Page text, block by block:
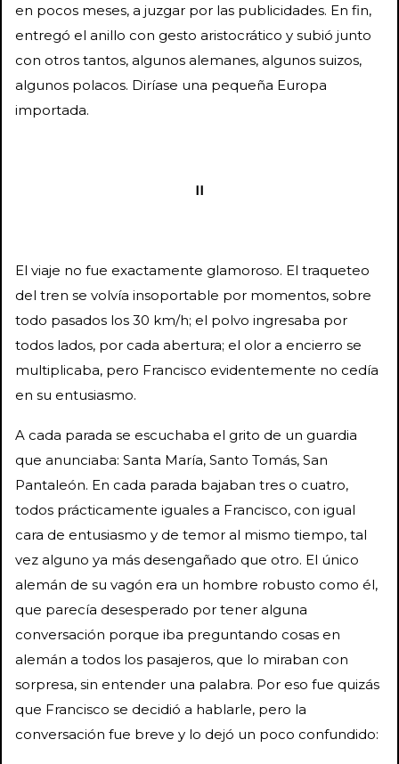
en pocos meses, a juzgar por las publicidades. En fin,
entregó el anillo con gesto aristocrático y subió junto
con otros tantos, algunos alemanes, algunos suizos,
algunos polacos. Diríase una pequeña Europa
importada.
II
El viaje no fue exactamente glamoroso. El traqueteo
del tren se volvía insoportable por momentos, sobre
todo pasados los 30 km/h; el polvo ingresaba por
todos lados, por cada abertura; el olor a encierro se
multiplicaba, pero Francisco evidentemente no cedía
en su entusiasmo.
A cada parada se escuchaba el grito de un guardia
que anunciaba: Santa María, Santo Tomás, San
Pantaleón. En cada parada bajaban tres o cuatro,
todos prácticamente iguales a Francisco, con igual
cara de entusiasmo y de temor al mismo tiempo, tal
vez alguno ya más desengañado que otro. El único
alemán de su vagón era un hombre robusto como él,
que parecía desesperado por tener alguna
conversación porque iba preguntando cosas en
alemán a todos los pasajeros, que lo miraban con
sorpresa, sin entender una palabra. Por eso fue quizás
que Francisco se decidió a hablarle, pero la
conversación fue breve y lo dejó un poco confundido: